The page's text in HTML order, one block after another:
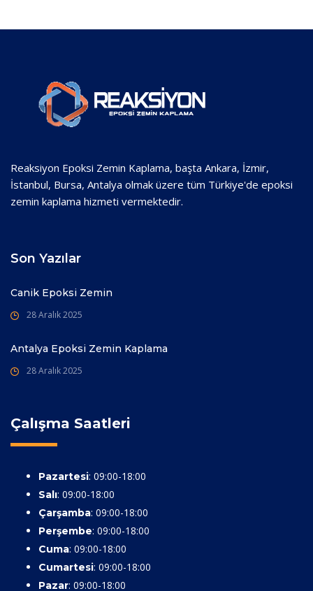
Reaksiyon Epoksi Zemin Kaplama, başta Ankara, İzmir,
İstanbul, Bursa, Antalya olmak üzere tüm Türkiye'de epoksi
zemin kaplama hizmeti vermektedir.
Son Yazılar
Canik Epoksi Zemin
28 Aralık 2025
Antalya Epoksi Zemin Kaplama
28 Aralık 2025
Çalışma Saatleri
Pazartesi: 09:00-18:00
Salı: 09:00-18:00
Çarşamba: 09:00-18:00
Perşembe: 09:00-18:00
Cuma: 09:00-18:00
Cumartesi: 09:00-18:00
Pazar: 09:00-18:00